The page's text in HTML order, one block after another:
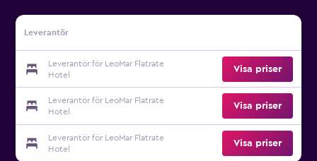
Leverantör
Leverantör för LeoMar Flatrate
Hotel
Visa priser
Leverantör för LeoMar Flatrate
Hotel
Visa priser
Leverantör för LeoMar Flatrate
Hotel
Visa priser